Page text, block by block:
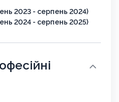
2023 - серпень 2024)
2024 - серпень 2025)